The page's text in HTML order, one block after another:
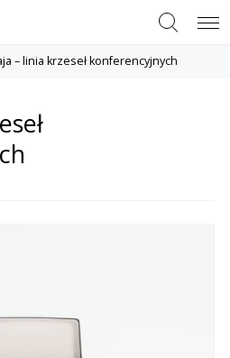
Szukaj Menu
– linia krzeseł konferencyjnych